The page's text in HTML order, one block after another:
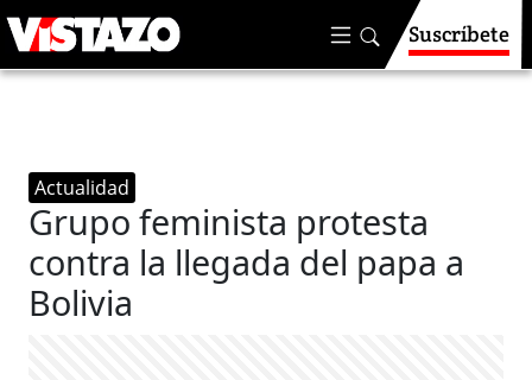
Suscríbete
Actualidad
Grupo feminista protesta
contra la llegada del papa a
Bolivia